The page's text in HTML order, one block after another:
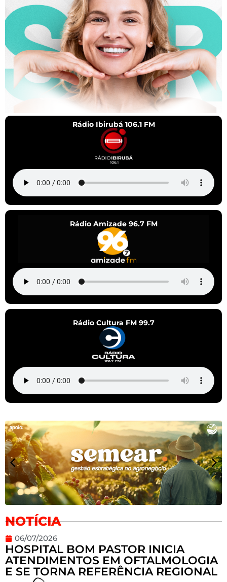
Rádio Ibirubá 106.1 FM
Rádio Amizade 96.7 FM
Rádio Cultura FM 99.7
NOTÍCIA
06/07/2026
HOSPITAL BOM PASTOR INICIA
ATENDIMENTOS EM OFTALMOLOGIA
E SE TORNA REFERÊNCIA REGIONAL